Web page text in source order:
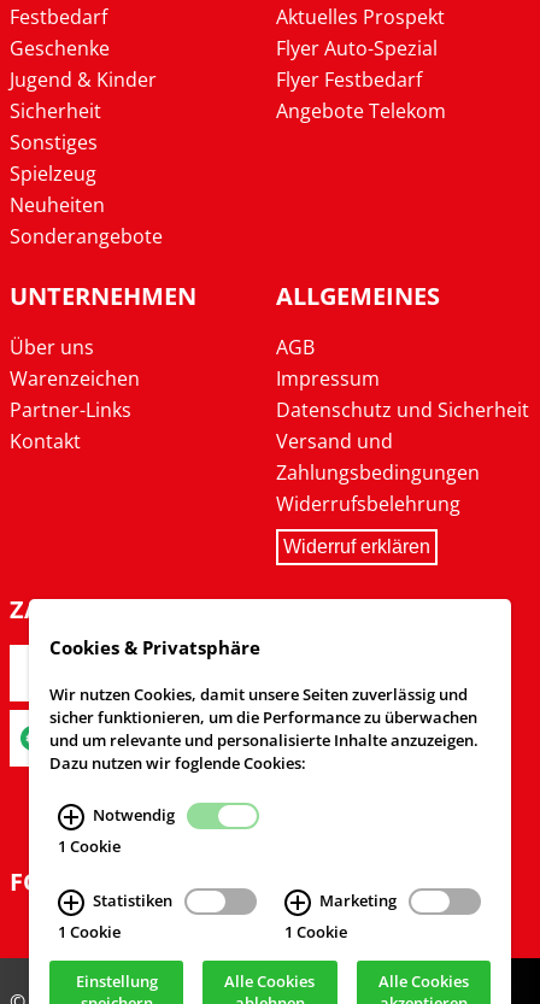
Festbedarf
Geschenke
Jugend & Kinder
Sicherheit
Sonstiges
Spielzeug
Neuheiten
Sonderangebote
Aktuelles Prospekt
Flyer Auto-Spezial
Flyer Festbedarf
Angebote Telekom
UNTERNEHMEN
Über uns
Warenzeichen
Partner-Links
Kontakt
ALLGEMEINES
AGB
Impressum
Datenschutz und Sicherheit
Versand und
Zahlungsbedingungen
Widerrufsbelehrung
Widerruf erklären
ZAHLARTEN
FOLGEN SIE UNS
Cookies & Privatsphäre
Wir nutzen Cookies, damit unsere Seiten zuverlässig und
sicher funktionieren, um die Performance zu überwachen
und um relevante und personalisierte Inhalte anzuzeigen.
Dazu nutzen wir foglende Cookies:
Notwendig
1 Cookie
Statistiken
1 Cookie
Marketing
1 Cookie
Einstellung
Alle Cookies
Alle Cookies